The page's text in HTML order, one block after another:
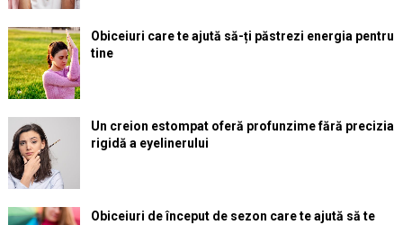
Obiceiuri care te ajută să-ți păstrezi energia pentru
tine
Un creion estompat oferă profunzime fără precizia
rigidă a eyelinerului
Obiceiuri de început de sezon care te ajută să te